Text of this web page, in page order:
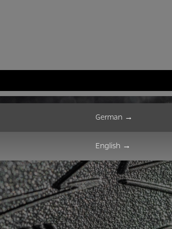
German →
English →